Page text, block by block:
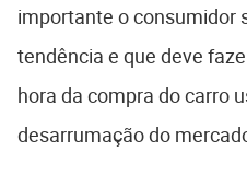
importante o consumidor
tendência e que deve
hora da compra do carro
desarrumação do